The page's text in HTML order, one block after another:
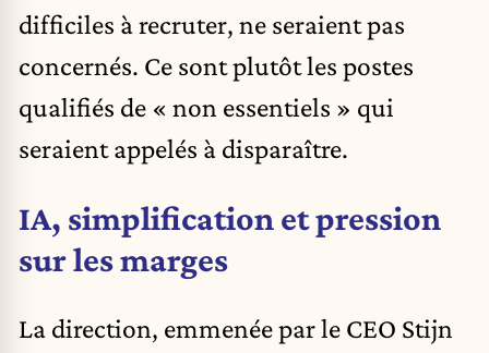
difficiles à recruter, ne seraient pas
concernés. Ce sont plutôt les postes
qualifiés de « non essentiels » qui
seraient appelés à disparaître.
IA, simplification et pression
sur les marges
La direction, emmenée par le CEO Stijn